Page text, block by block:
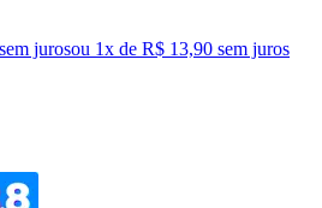
jurosou 1x de R$ 13,90 sem juros